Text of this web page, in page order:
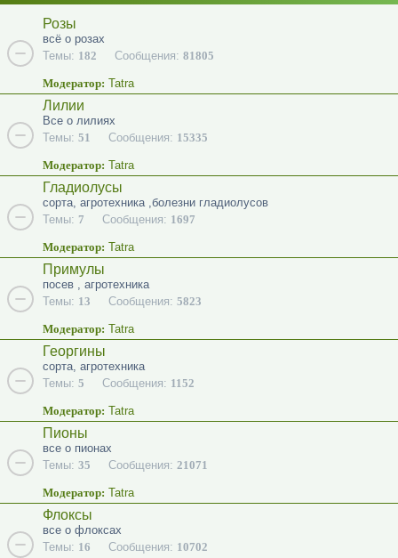
Розы
всё о розах
Темы: 182 Сообщения: 81805
Модератор: Tatra
Лилии
Все о лилиях
Темы: 51 Сообщения: 15335
Модератор: Tatra
Гладиолусы
сорта, агротехника ,болезни гладиолусов
Темы: 7 Сообщения: 1697
Модератор: Tatra
Примулы
посев , агротехника
Темы: 13 Сообщения: 5823
Модератор: Tatra
Георгины
сорта, агротехника
Темы: 5 Сообщения: 1152
Модератор: Tatra
Пионы
все о пионах
Темы: 35 Сообщения: 21071
Модератор: Tatra
Флоксы
все о флоксах
Темы: 16 Сообщения: 10702